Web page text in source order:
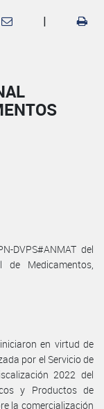
|
DVPS#ANMAT del
Medicamentos,
en virtud de
por el Servicio de
2022 del
y Productos de
la comercialización